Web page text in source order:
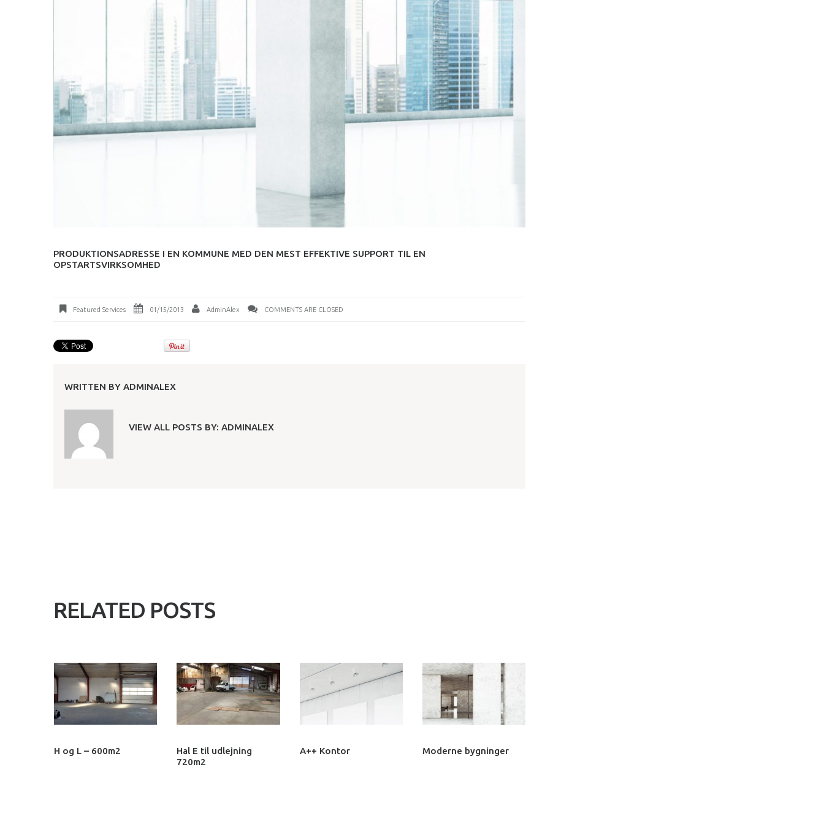
PRODUKTIONSADRESSE I EN KOMMUNE MED DEN MEST EFFEKTIVE SUPPORT TIL EN
OPSTARTSVIRKSOMHED
Featured Services 01/15/2013 AdminAlex COMMENTS ARE CLOSED
WRITTEN BY ADMINALEX
VIEW ALL POSTS BY: ADMINALEX
RELATED POSTS
H og L – 600m2
Hal E til udlejning
720m2
A++ Kontor Moderne bygninger